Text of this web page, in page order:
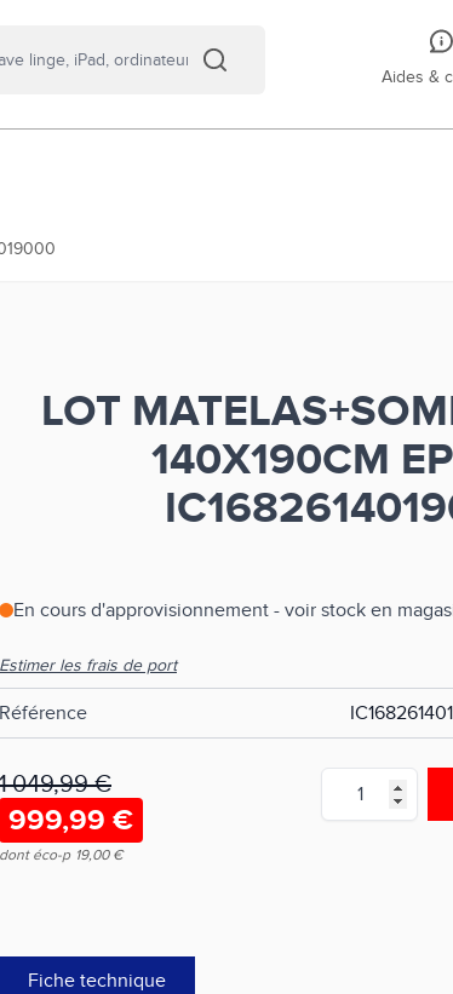
Aides &
LOT
140X190CM
En cours d'approvisionnement - voir stock en
Estimer les frais de port
Référence
1 049,99 €
999,99 €
dont éco-p 19,00 €
Quantité
Fiche technique